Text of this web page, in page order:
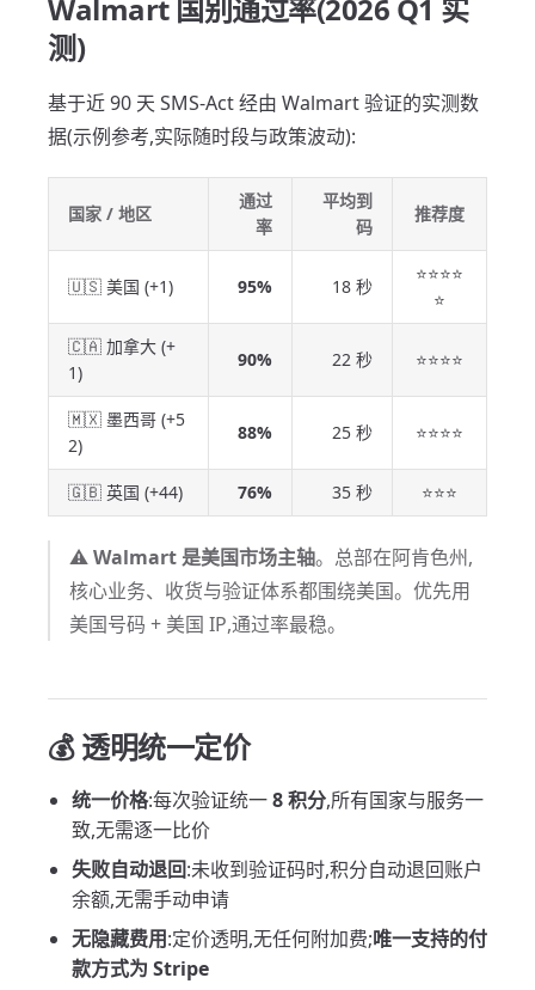
Walmart 国别通过率(2026 Q1 实
测)
基于近 90 天 SMS-Act 经由 Walmart 验证的实测数
据(示例参考,实际随时段与政策波动):
国家 / 地区
通过
率
平均到
码
推荐度
🇺🇸 美国 (+1) 95% 18 秒
⭐⭐⭐⭐
⭐
🇨🇦 加拿大 (+
1)
90% 22 秒 ⭐⭐⭐⭐
🇲🇽 墨西哥 (+5
2)
88% 25 秒 ⭐⭐⭐⭐
🇬🇧 英国 (+44) 76% 35 秒 ⭐⭐⭐
⚠️Walmart 是美国市场主轴。总部在阿肯色州,
核心业务、收货与验证体系都围绕美国。优先用
美国号码 + 美国 IP,通过率最稳。
💰 透明统一定价
统一价格:每次验证统一8 积分,所有国家与服务一
致,无需逐一比价
失败自动退回:未收到验证码时,积分自动退回账户
余额,无需手动申请
无隐藏费用:定价透明,无任何附加费;唯一支持的付
款方式为 Stripe